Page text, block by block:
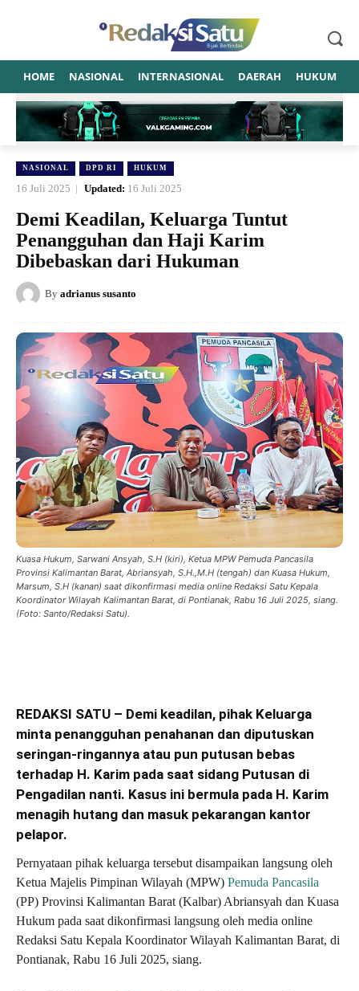
HOME NASIONAL INTERNASIONAL DAERAH HUKUM
NASIONAL DPD RI HUKUM
16 Juli 2025 Updated: 16 Juli 2025
Demi Keadilan, Keluarga Tuntut
Penangguhan dan Haji Karim
Dibebaskan dari Hukuman
By adrianus susanto
Kuasa Hukum, Sarwani Ansyah, S.H (kiri), Ketua MPW Pemuda Pancasila
Provinsi Kalimantan Barat, Abriansyah, S.H.,M.H (tengah) dan Kuasa Hukum,
Marsum, S.H (kanan) saat dikonfirmasi media online Redaksi Satu Kepala
Koordinator Wilayah Kalimantan Barat, di Pontianak, Rabu 16 Juli 2025, siang.
(Foto: Santo/Redaksi Satu).
REDAKSI SATU – Demi keadilan, pihak Keluarga
minta penangguhan penahanan dan diputuskan
seringan-ringannya atau pun putusan bebas
terhadap H. Karim pada saat sidang Putusan di
Pengadilan nanti. Kasus ini bermula pada H. Karim
menagih hutang dan masuk pekarangan kantor
pelapor.
Pernyataan pihak keluarga tersebut disampaikan langsung oleh
Ketua Majelis Pimpinan Wilayah (MPW) Pemuda Pancasila
(PP) Provinsi Kalimantan Barat (Kalbar) Abriansyah dan Kuasa
Hukum pada saat dikonfirmasi langsung oleh media online
Redaksi Satu Kepala Koordinator Wilayah Kalimantan Barat, di
Pontianak, Rabu 16 Juli 2025, siang.